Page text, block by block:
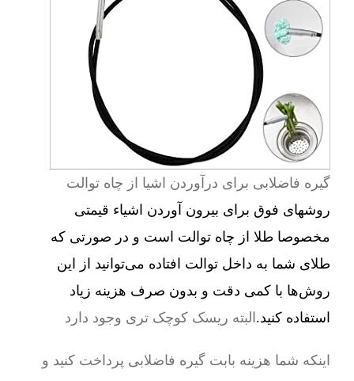
گیره فاضلابی برای درآوردن اشیا از چاه توالت
روشهای فوق برای بیرون آوردن اشیاء قیمتی
مخصوصا طلا از چاه توالت است و در صورتی که
طلای شما به داخل توالت افتاده می‌توانید از این
روش‌ها با کمی دقت و بدون صرف هزینه زیاد
استفاده کنید.البته ریسک کوچک تری وجود دارد
اینکه شما هزینه بابت گیره فاضلابی پرداخت کنید و